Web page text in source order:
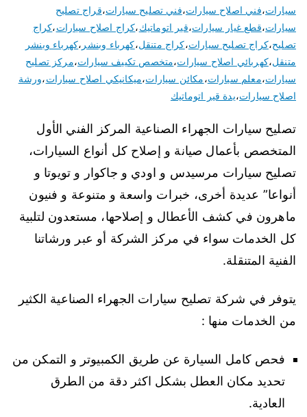
سيارات،فني اصلاح سيارات،فني تصليح سيارات،قراج تصليح
سيارات،قطع غيار سيارات،قير اتوماتيك،كراج اصلاح سيارات،كراج
تصليح،كراج تصليح سيارات،كراج متنقل،كهرباء وبنشر ،كهرباء وبنشر
متنقل،كهربائي اصلاح سيارات،متخصص تكييف سيارات،مركز تصليح
سيارات،معلم سيارات،مكائن سيارات،ميكانيكي اصلاح سيارات،ورشة
اصلاح سيارات،يدة قير اتوماتيك
تصليح سيارات الجهراء الصناعية المركز الفني الأول
المتخصص بأعمال صيانة و إصلاح كل أنواع السيارات،
تصليح سيارات مرسيدس و اودي و جاكوار و تويوتا و
أنواعا” عديدة أخرى، خبرات واسعة و متنوعة و فنيون
ماهرون في كشف الأعطال و إصلاحها، مستعدون لتلبية
كل الخدمات سواء في مركز الشركة أو عبر ورشاتنا
الفنية المتنقلة.
يتوفر في شركة تصليح سيارات الجهراء الصناعية الكثير
من الخدمات منها :
فحص كامل السيارة عن طريق الكمبيوتر و التمكن من
تحديد مكان العطل بشكل اكثر دقة من الطرق
العادية.